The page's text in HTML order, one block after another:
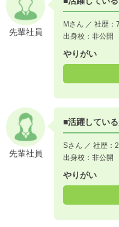
先輩社員
Mさん ／ 社歴：
出身校：非公開
やりがい
先輩社員
■活躍してい
Sさん ／ 社歴：
出身校：非公開
やりがい